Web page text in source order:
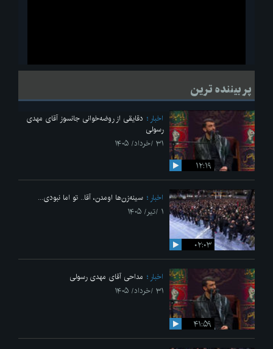
لحظاتی از قرائت زیارت اربعین امام حسین(ع) در مراسم عزاداری هیئات
پر بیننده ترین
۱۲:۱۹
اخبار
دقایقی از روضه‌خوانی جانسوز آقای مهدی
رسولی
۳۱ /خرداد/ ۱۴۰۵
۰۲:۰۳
اخبار
سینه‌زن‌ها اومدن،‌ آقا.. تو اما نبودی...
۱ /تیر/ ۱۴۰۵
۴۱:۵۹
اخبار
مداحی آقای مهدی رسولی
۳۱ /خرداد/ ۱۴۰۵